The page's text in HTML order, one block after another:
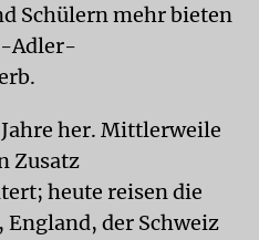
Schülern mehr bieten
Adler-
her. Mittlerweile
Zusatz
heute reisen die
der Schweiz